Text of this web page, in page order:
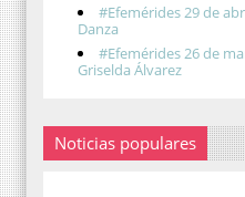
#Efemérides 29 de
Danza
#Efemérides 26 de
Griselda Álvarez
Noticias populares